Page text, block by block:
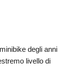
degli anni
livello di